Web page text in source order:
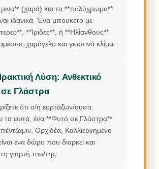
(χαρά) και τα **πολύχρωμα**
ιδανικά. Ένα μπουκέτο με
**Ίριδες**, ή **Ηλίανθους**
χαμόγελο και γιορτινό κλίμα.
Λύση: Ανθεκτικό
Γλάστρα
ότι ο/η εορτάζων/ουσα
τα φυτά, ένα **Φυτό σε Γλάστρα**
Ορχιδέα, Καλλιεργημένο
ένα δώρο που διαρκεί και
τη γιορτή του/της.